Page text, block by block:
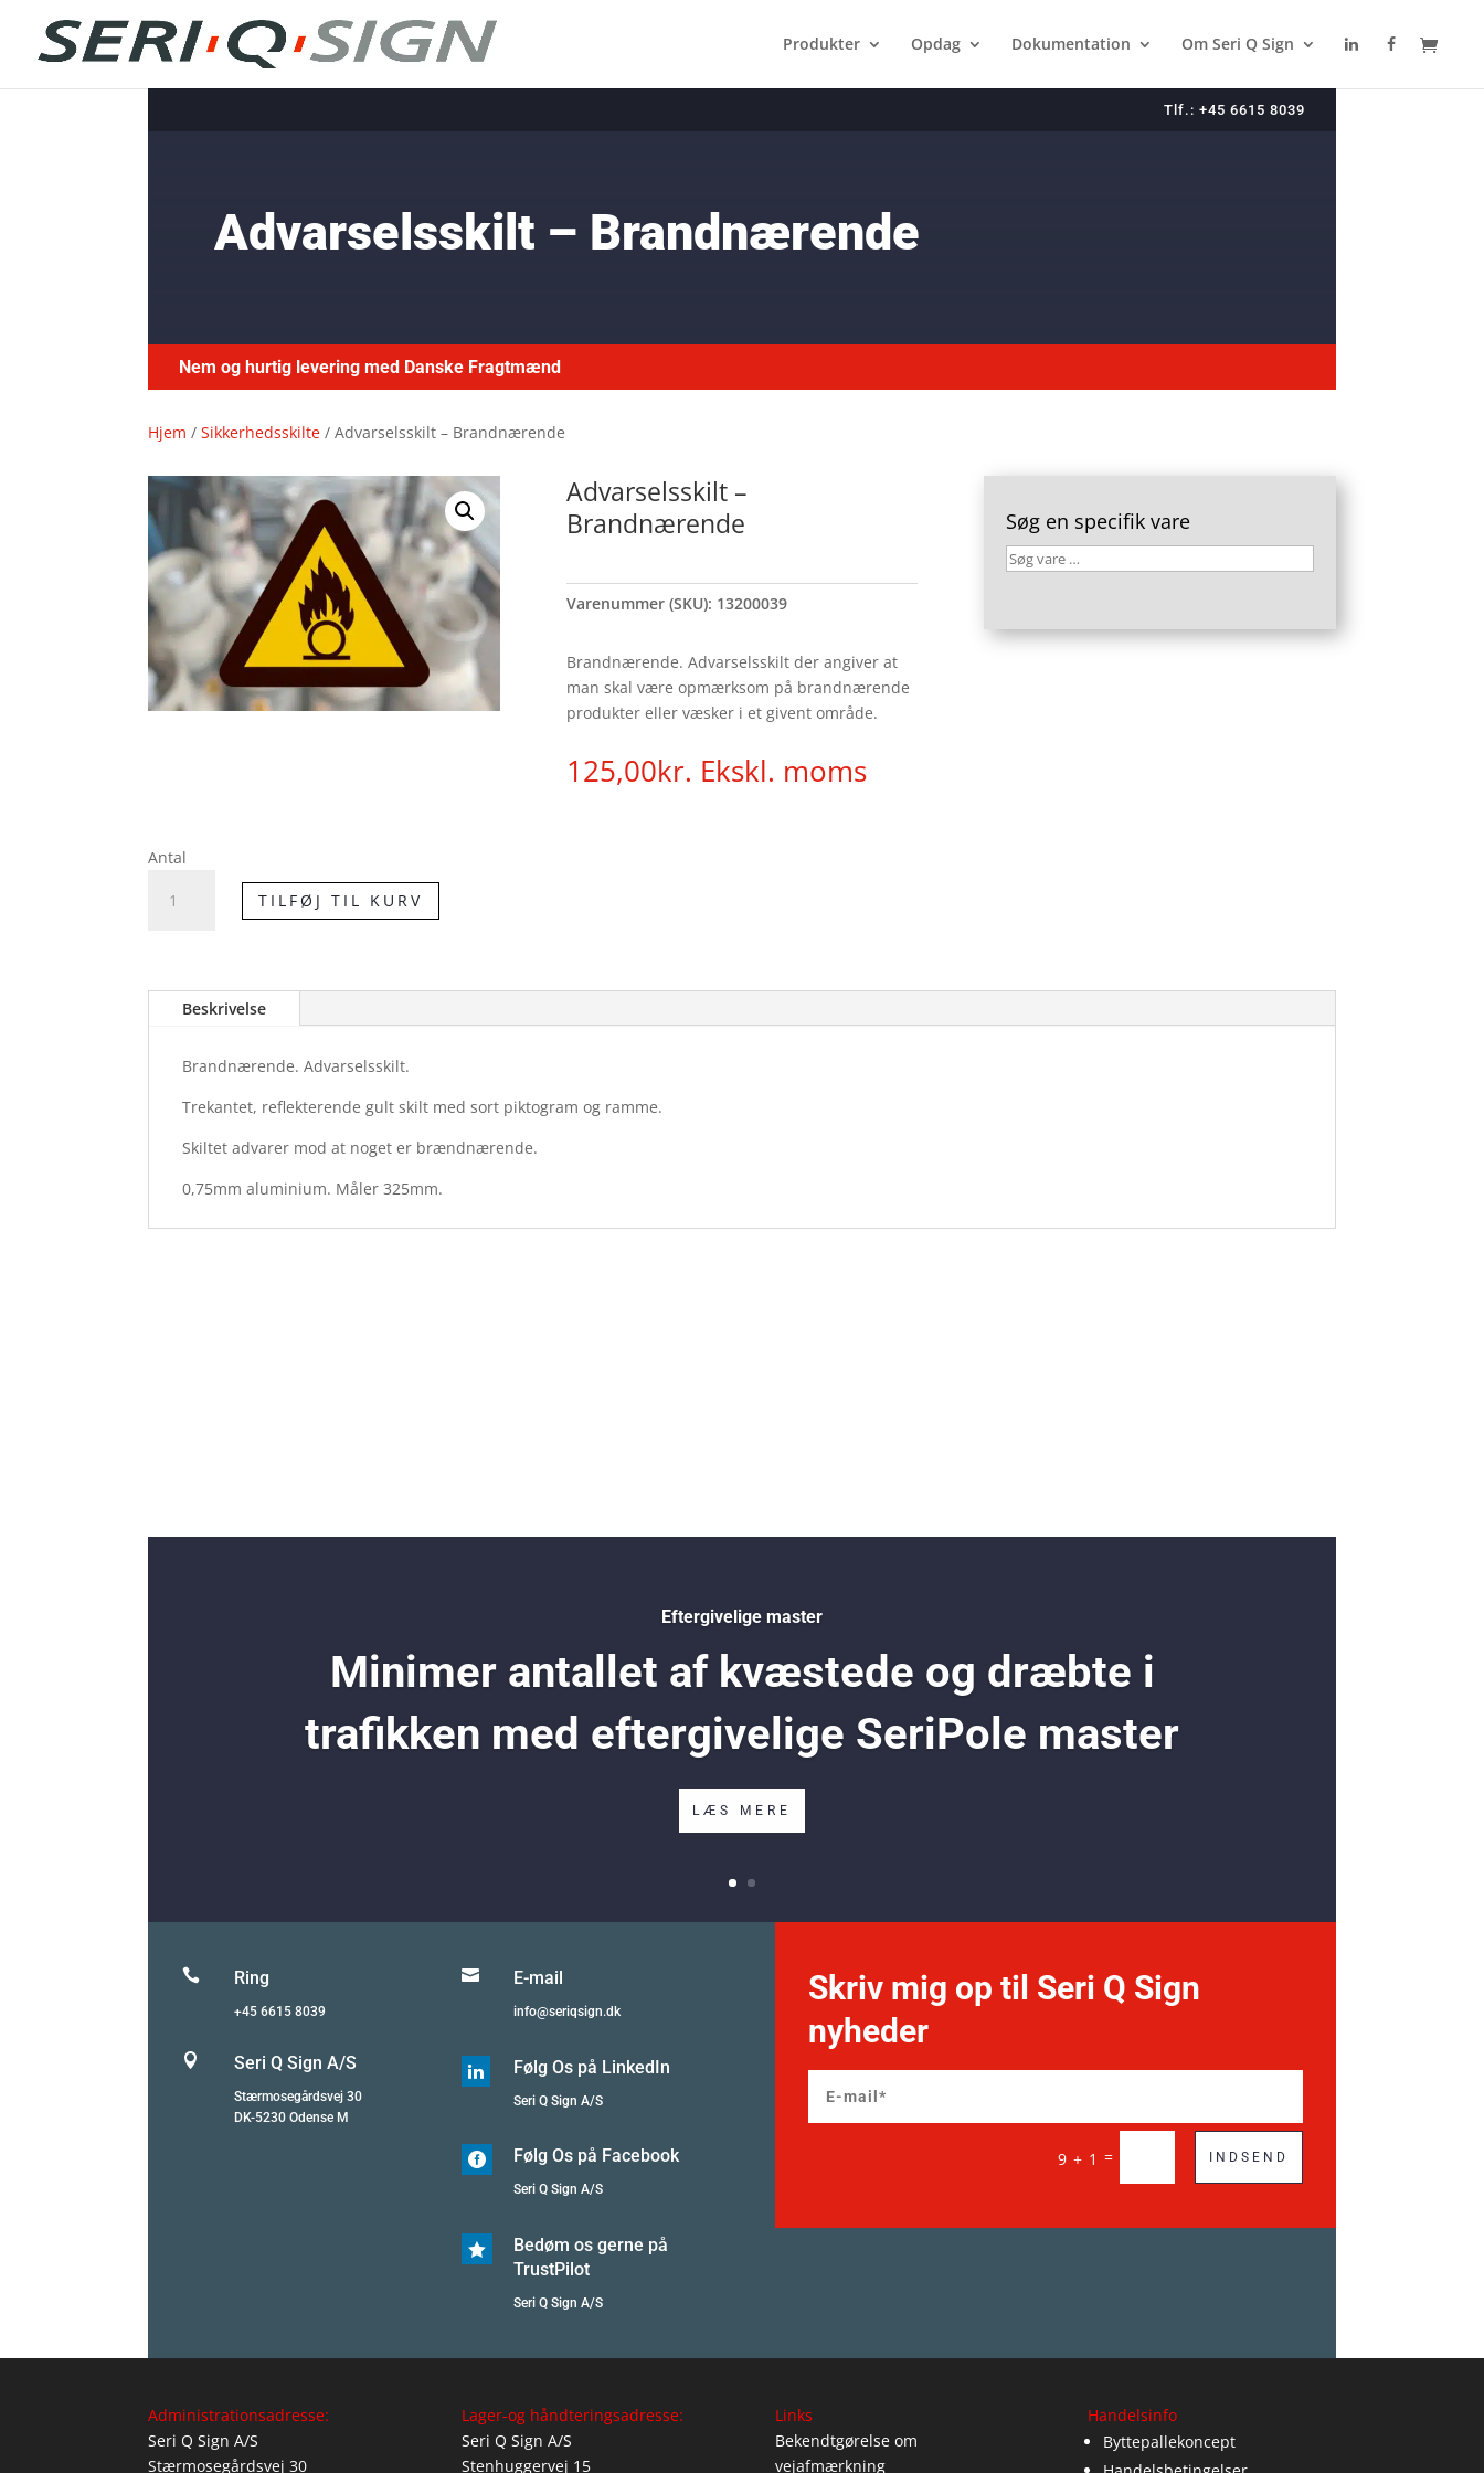
Produkter Opdag Dokumentation Om Seri Q Sign
Tlf.: +45 6615 8039
Advarselsskilt – Brandnærende
Nem og hurtig levering med Danske Fragtmænd
Hjem /Sikkerhedsskilte / Advarselsskilt – Brandnærende
Advarselsskilt –
Brandnærende
Varenummer (SKU): 13200039
Brandnærende. Advarselsskilt der angiver at
man skal være opmærksom på brandnærende
produkter eller væsker i et givent område.
125,00kr. Ekskl. moms
Søg en specifik vare
Søg
Antal
Advarselsskilt
TILFØJ TIL KURV
Beskrivelse
Brandnærende. Advarselsskilt.
Trekantet, reflekterende gult skilt med sort piktogram og ramme.
Skiltet advarer mod at noget er brændnærende.
0,75mm aluminium. Måler 325mm.
Eftergivelige master
Minimer antallet af kvæstede og dræbte i
trafikken med eftergivelige SeriPole master
LÆS MERE
 Ring
+45 6615 8039
 Seri Q Sign A/S
Stærmosegårdsvej 30
DK-5230 Odense M
 E-mail
info@seriqsign.dk
 Følg Os på LinkedIn
Seri Q Sign A/S
 Følg Os på Facebook
Seri Q Sign A/S

Bedøm os gerne på
TrustPilot
Seri Q Sign A/S
Skriv mig op til Seri Q Sign
nyheder
9 + 1 = INDSEND
Administrationsadresse:
Seri Q Sign A/S
Stærmosegårdsvej 30
Lager-og håndteringsadresse:
Seri Q Sign A/S
Stenhuggervej 15
Links
Bekendtgørelse om
vejafmærkning
Handelsinfo
Byttepallekoncept